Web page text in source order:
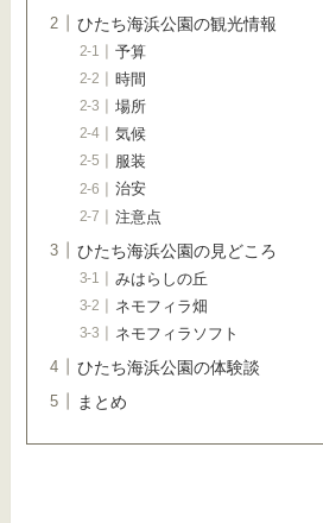
ひたち海浜公園の観光情報
予算
時間
場所
気候
服装
治安
注意点
ひたち海浜公園の見どころ
みはらしの丘
ネモフィラ畑
ネモフィラソフト
ひたち海浜公園の体験談
まとめ